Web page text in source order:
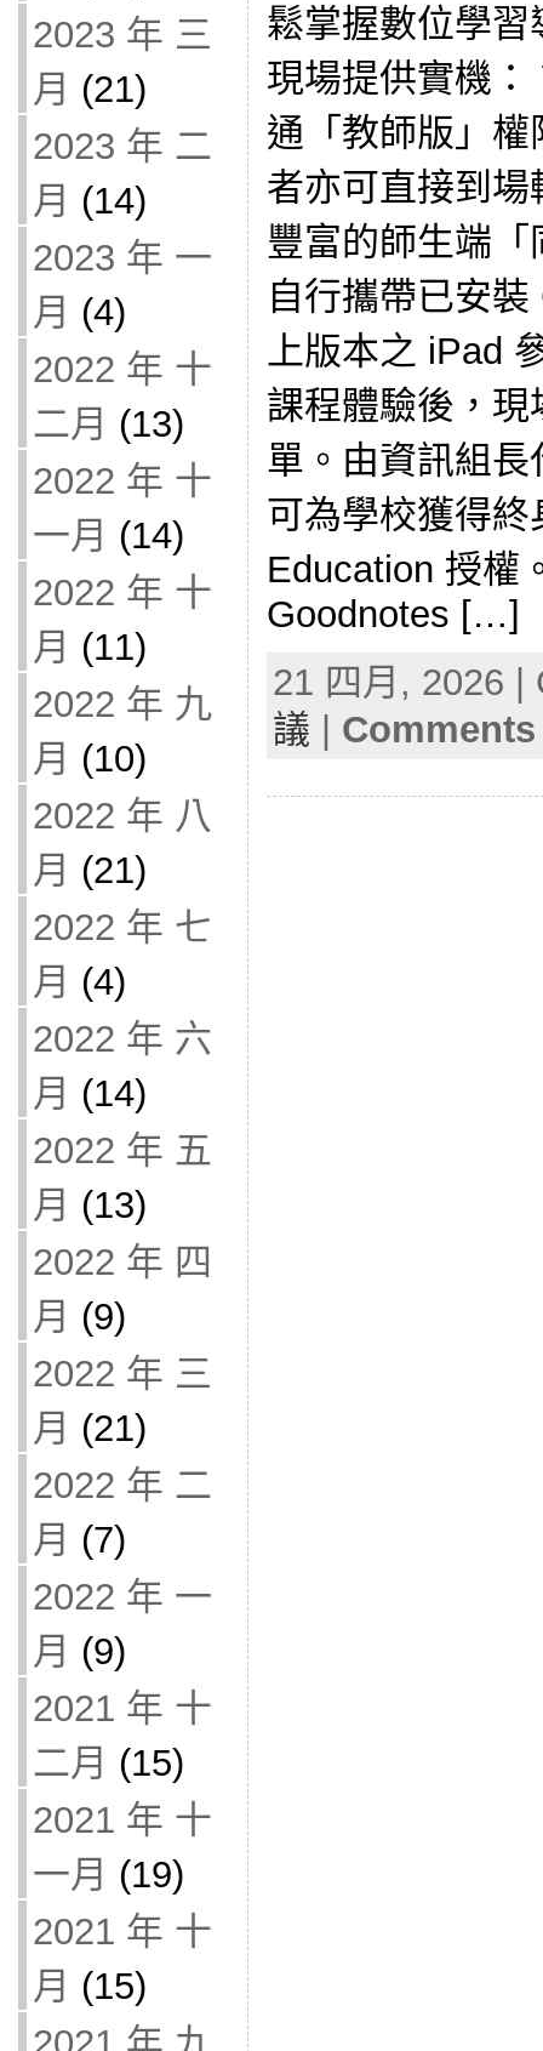
2023 年 三
月 (21)
2023 年 二
月 (14)
2023 年 一
月 (4)
2022 年 十
二月 (13)
2022 年 十
一月 (14)
2022 年 十
月 (11)
2022 年 九
月 (10)
2022 年 八
月 (21)
2022 年 七
月 (4)
2022 年 六
月 (14)
2022 年 五
月 (13)
2022 年 四
月 (9)
2022 年 三
月 (21)
2022 年 二
月 (7)
2022 年 一
月 (9)
2021 年 十
二月 (15)
2021 年 十
一月 (19)
2021 年 十
月 (15)
鬆掌握數位學
現場提供實機
通「教師版」
者亦可直接到
豐富的師生端
自行攜帶已安
上版本之 iPad
課程體驗後，
單。由資訊組
可為學校獲得
Education 授權
Goodnotes […]
21 四月, 2026
議 |